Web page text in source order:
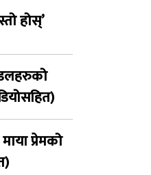
होस्’
प्रेमको